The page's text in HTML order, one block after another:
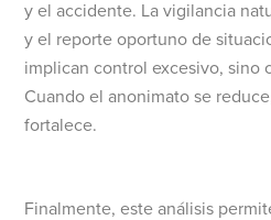
y el accidente. La vigilancia
y el reporte oportuno de
implican control excesivo, sino
Cuando el anonimato se
fortalece.
Finalmente, este análisis